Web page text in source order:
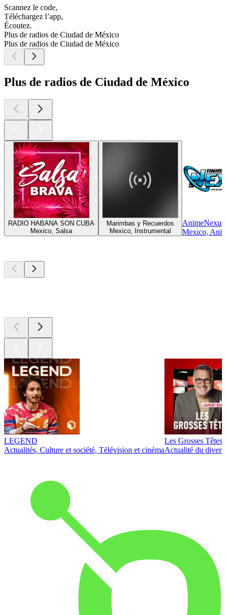
Scannez le code,
Téléchargez l’app,
Écoutez.
Plus de radios de Ciudad de México
Plus de radios de Ciudad de México
Plus de radios de Ciudad de México
RADIO HABANA SON CUBA
Mexico, Salsa
Marimbas y Recuerdos
Mexico, Instrumental
AnimeNexus
Mexico,
LEGEND
Actualités, Culture et société, Télévision et cinéma
Les Grosses Têtes
Actualité du